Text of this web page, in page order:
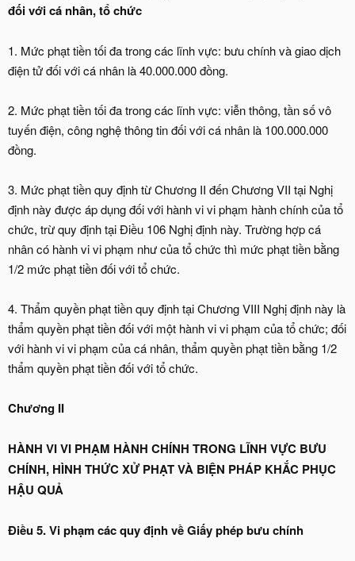
đối với cá nhân, tổ chức
1. Mức phạt tiền tối đa trong các lĩnh vực: bưu chính và giao dịch
điện tử đối với cá nhân là 40.000.000 đồng.
2. Mức phạt tiền tối đa trong các lĩnh vực: viễn thông, tần số vô
tuyến điện, công nghệ thông tin đối với cá nhân là 100.000.000
đồng.
3. Mức phạt tiền quy định từ Chương II đến Chương VII tại Nghị
định này được áp dụng đối với hành vi vi phạm hành chính của tổ
chức, trừ quy định tại Điều 106 Nghị định này. Trường hợp cá
nhân có hành vi vi phạm như của tổ chức thì mức phạt tiền bằng
1/2 mức phạt tiền đối với tổ chức.
4. Thẩm quyền phạt tiền quy định tại Chương VIII Nghị định này là
thẩm quyền phạt tiền đối với một hành vi vi phạm của tổ chức; đối
với hành vi vi phạm của cá nhân, thẩm quyền phạt tiền bằng 1/2
thẩm quyền phạt tiền đối với tổ chức.
Chương II
HÀNH VI VI PHẠM HÀNH CHÍNH TRONG LĨNH VỰC BƯU
CHÍNH, HÌNH THỨC XỬ PHẠT VÀ BIỆN PHÁP KHẮC PHỤC
HẬU QUẢ
Điều 5. Vi phạm các quy định về Giấy phép bưu chính